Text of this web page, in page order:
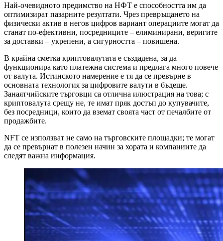
Най-очевидното предимство на НФТ е способността им да
оптимизират пазарните резултати. Чрез превръщането на
физически актив в негов цифров вариант операциите могат да
станат по-ефективни, посредниците – елиминирани, веригите
за доставки – укрепени, а сигурността – повишена.
В крайна сметка криптовалутата е създадена, за да
функционира като платежна система и предлага много повече
от валута. Истинското намерение е тя да се превърне в
основната технология за цифровите валути в бъдеще.
Занаятчийските търговци са отлична илюстрация на това; с
криптовалута срещу не, те имат пряк достъп до купувачите,
без посредници, които да вземат своята част от печалбите от
продажбите.
NFT се използват не само на търговските площадки; те могат
да се превърнат в полезен начин за хората и компаниите да
следят важна информация.